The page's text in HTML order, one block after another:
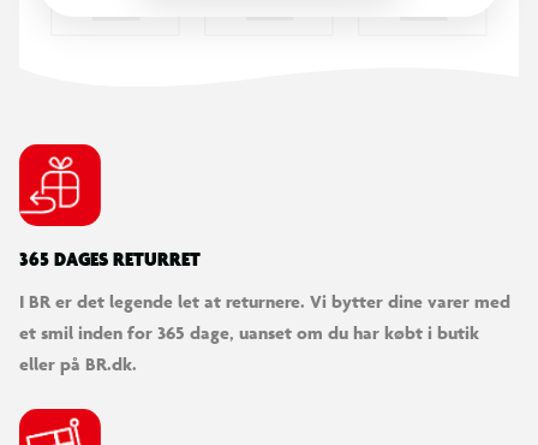
365 DAGES RETURRET
I BR er det legende let at returnere. Vi bytter dine varer med
et smil inden for 365 dage, uanset om du har købt i butik
eller på BR.dk.